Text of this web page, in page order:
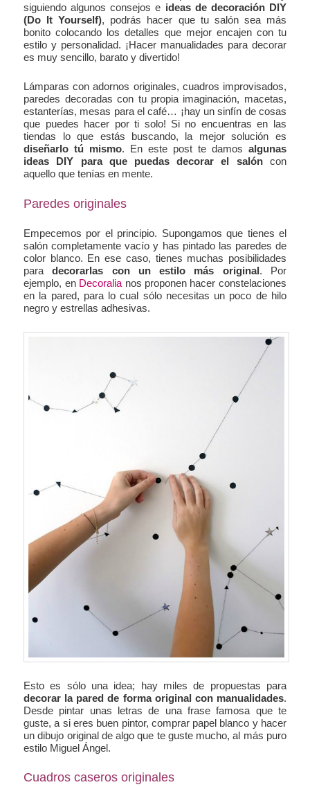
siguiendo algunos consejos e ideas de decoración DIY
(Do It Yourself), podrás hacer que tu salón sea más
bonito colocando los detalles que mejor encajen con tu
estilo y personalidad. ¡Hacer manualidades para decorar
es muy sencillo, barato y divertido!
Lámparas con adornos originales, cuadros improvisados,
paredes decoradas con tu propia imaginación, macetas,
estanterías, mesas para el café… ¡hay un sinfín de cosas
que puedes hacer por ti solo! Si no encuentras en las
tiendas lo que estás buscando, la mejor solución es
diseñarlo tú mismo. En este post te damos algunas
ideas DIY para que puedas decorar el salóncon
aquello que tenías en mente.
Paredes originales
Empecemos por el principio. Supongamos que tienes el
salón completamente vacío y has pintado las paredes de
color blanco. En ese caso, tienes muchas posibilidades
paradecorarlas con un estilo más original. Por
ejemplo, en Decoralia nos proponen hacer constelaciones
en la pared, para lo cual sólo necesitas un poco de hilo
negro y estrellas adhesivas.
Esto es sólo una idea; hay miles de propuestas para
decorar la pared de forma original con manualidades.
Desde pintar unas letras de una frase famosa que te
guste, a si eres buen pintor, comprar papel blanco y hacer
un dibujo original de algo que te guste mucho, al más puro
estilo Miguel Ángel.
Cuadros caseros originales